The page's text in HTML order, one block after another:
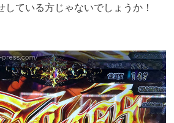
している方じゃないでしょうか！